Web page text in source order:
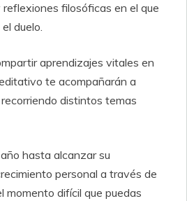
filosóficas en el que
duelo.
aprendizajes vitales en
te acompañarán a
distintos temas
hasta alcanzar su
personal a través de
momento difícil que puedas